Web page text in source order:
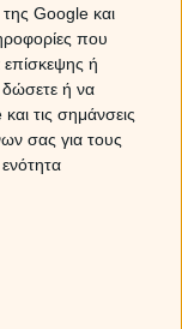
της Google και
που
επίσκεψης ή
δώσετε ή να
τις σημάνσεις
σας για τους
όψη της χρονιάς,
Αναμφίβολα
του ζωδιακού